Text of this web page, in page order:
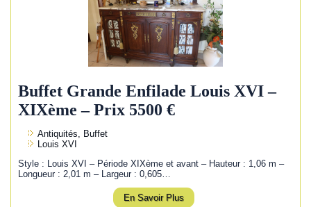
Buffet Grande Enfilade Louis XVI –
XIXème – Prix 5500 €
Antiquités, Buffet
Louis XVI
Style : Louis XVI – Période XIXème et avant – Hauteur : 1,06 m –
Longueur : 2,01 m – Largeur : 0,605…
En Savoir Plus